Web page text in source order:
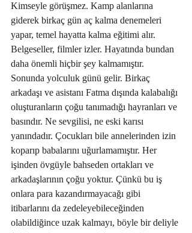
Kimseyle görüşmez. Kamp alanlarına
giderek birkaç gün aç kalma denemeleri
yapar, temel hayatta kalma eğitimi alır.
Belgeseller, filmler izler. Hayatında bundan
daha önemli hiçbir şey kalmamıştır.
Sonunda yolculuk günü gelir. Birkaç
arkadaşı ve asistanı Fatma dışında kalabalığı
oluşturanların çoğu tanımadığı hayranları ve
basındır. Ne sevgilisi, ne eski karısı
yanındadır. Çocukları bile annelerinden izin
koparıp babalarını uğurlamamıştır. Her
işinden övgüyle bahseden ortakları ve
arkadaşlarının çoğu yoktur. Çünkü bu iş
onlara para kazandırmayacağı gibi
itibarlarını da zedeleyebileceğinden
olabildiğince uzak kalmayı, böyle bir deliyle